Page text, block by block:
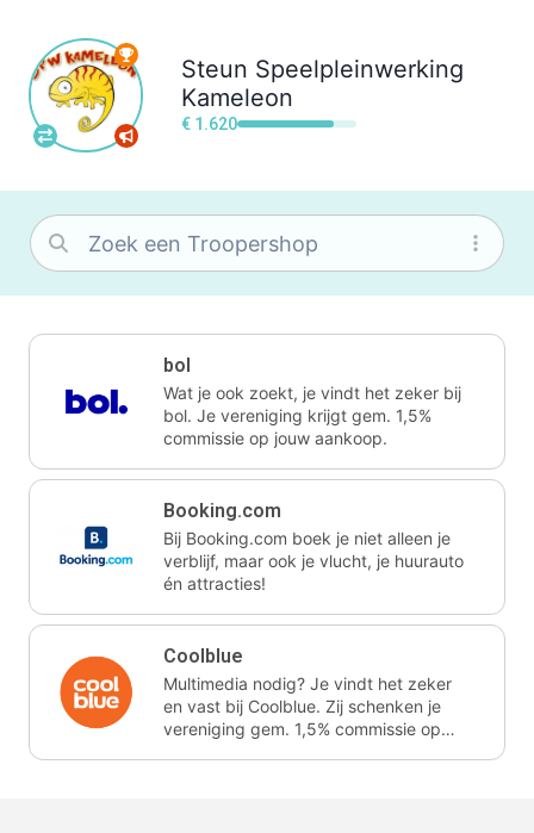
Steun Speelpleinwerking
Kameleon
€ 1.620
bol
Wat je ook zoekt, je vindt het zeker bij
bol. Je vereniging krijgt gem. 1,5%
commissie op jouw aankoop.
Booking.com
Bij Booking.com boek je niet alleen je
verblijf, maar ook je vlucht, je huurauto
én attracties!
Coolblue
Multimedia nodig? Je vindt het zeker
en vast bij Coolblue. Zij schenken je
vereniging gem. 1,5% commissie op